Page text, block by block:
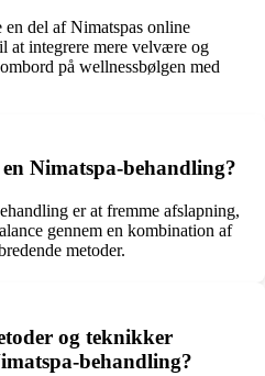
del af Nimatspas online
at integrere mere velvære og
på wellnessbølgen med
Nimatspa-behandling?
er at fremme afslapning,
gennem en kombination af
metoder.
og teknikker
behandling?